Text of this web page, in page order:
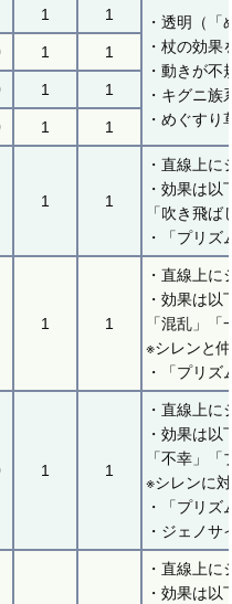
1 1
・透明（
・杖の効果
・動きが不
・キグニ族
・めぐす
1 1
1 1
1 1
1 1
・直線上
・効果は
「吹き飛
・「プリ
1 1
・直線上
・効果は
「混乱」
※シレンと
・「プリ
1 1
・直線上
・効果は
「不幸」
※シレンに
・「プリ
・ジェノサ
・直線上
・効果は